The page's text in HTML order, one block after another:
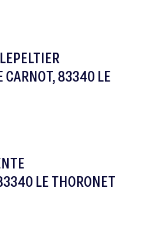
CARNOT, 83340 LE
LE THORONET